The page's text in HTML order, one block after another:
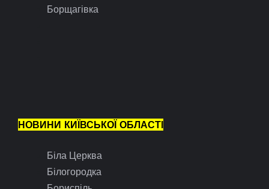
Борщагівка
НОВИНИ КИЇВСЬКОЇ ОБЛАСТІ
Біла Церква
Білогородка